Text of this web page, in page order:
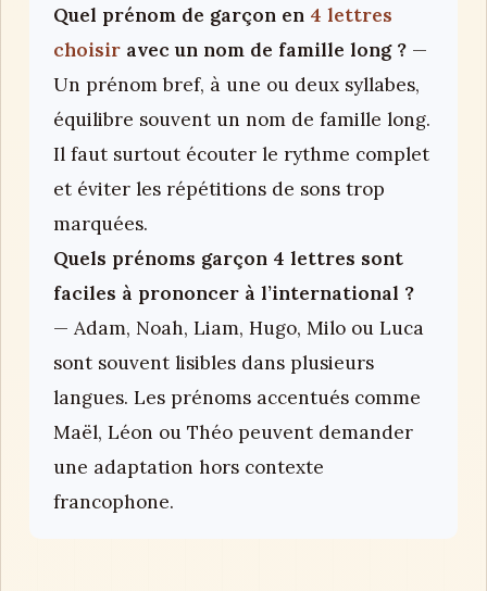
Quel prénom de garçon en 4 lettres
choisir avec un nom de famille long ? —
Un prénom bref, à une ou deux syllabes,
équilibre souvent un nom de famille long.
Il faut surtout écouter le rythme complet
et éviter les répétitions de sons trop
marquées.
Quels prénoms garçon 4 lettres sont
faciles à prononcer à l’international ?
— Adam, Noah, Liam, Hugo, Milo ou Luca
sont souvent lisibles dans plusieurs
langues. Les prénoms accentués comme
Maël, Léon ou Théo peuvent demander
une adaptation hors contexte
francophone.